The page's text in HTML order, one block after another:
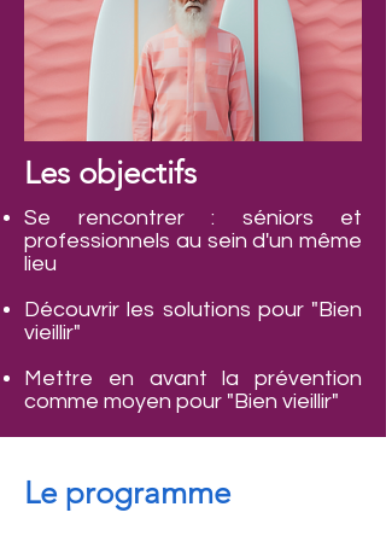
Les objectifs
Se rencontrer : séniors et
professionnels au sein d'un même
lieu
Découvrir les solutions pour "Bien
vieillir"
Mettre en avant la prévention
comme moyen pour "Bien vieillir"
Le programme